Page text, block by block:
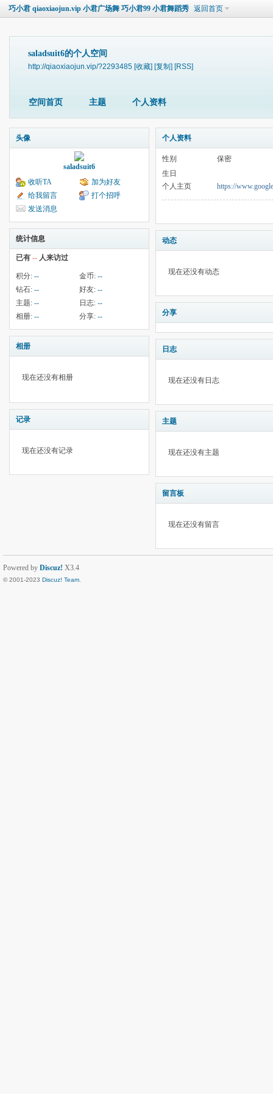
巧小君 qiaoxiaojun.vip 小君广场舞 巧小君99 小君舞蹈秀 返回首页
saladsuit6的个人空间
http://qiaoxiaojun.vip/?2293485 [收藏] [复制] [RSS]
空间首页 主题 个人资料
头像
saladsuit6
收听TA
加为好友
给我留言
打个招呼
发送消息
统计信息
已有 -- 人来访过
积分: -- 金币: --
钻石: -- 好友: --
主题: -- 日志: --
相册: -- 分享: --
相册
现在还没有相册
记录
现在还没有记录
个人资料
性别
保密
生日
个人主页
https://
动态
现在还没有动态
分享
日志
现在还没有日志
主题
现在还没有主题
留言板
现在还没有留言
Powered by Discuz! X3.4
© 2001-2023 Discuz! Team